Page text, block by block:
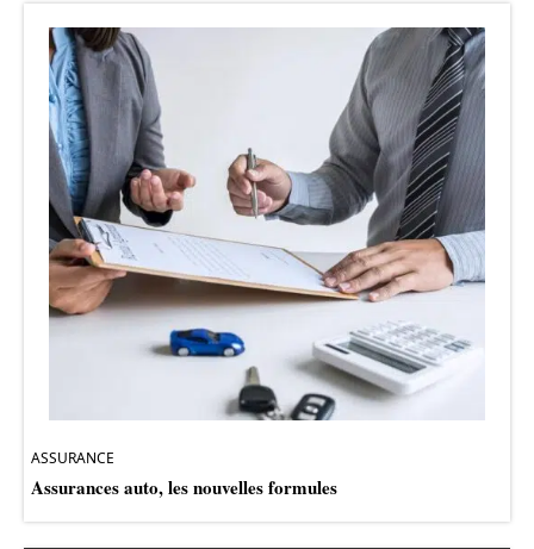
ASSURANCE
Assurances auto, les nouvelles formules